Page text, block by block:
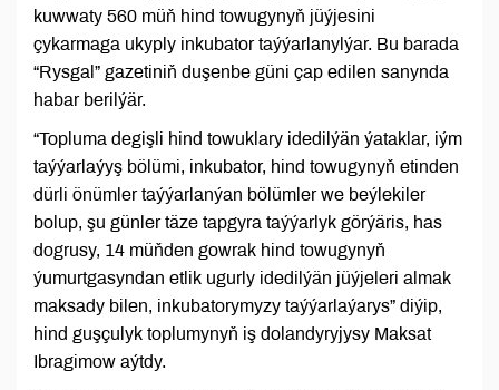
kuwwaty 560 müň hind towugynyň jüýjesini
çykarmaga ukyply inkubator taýýarlanylýar. Bu barada
“Rysgal” gazetiniň duşenbe güni çap edilen sanynda
habar berilýär.
“Topluma degişli hind towuklary idedilýän ýataklar, iým
taýýarlaýyş bölümi, inkubator, hind towugynyň etinden
dürli önümler taýýarlanýan bölümler we beýlekiler
bolup, şu günler täze tapgyra taýýarlyk görýäris, has
dogrusy, 14 müňden gowrak hind towugynyň
ýumurtgasyndan etlik ugurly idedilýän jüýjeleri almak
maksady bilen, inkubatorymyzy taýýarlaýarys” diýip,
hind guşçulyk toplumynyň iş dolandyryjysy Maksat
Ibragimow aýtdy.